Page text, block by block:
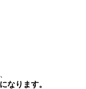
なります。